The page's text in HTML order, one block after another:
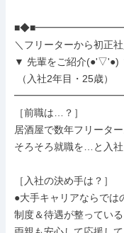
＼フリーターから初正
▼ 先輩をご紹介(●'▽'●)
［前職は…？］
居酒屋で数年フリーター
そろそろ就職を…と入社
［入社の決め手は？］
●大手キャリアならでは
制度＆待遇が整っている